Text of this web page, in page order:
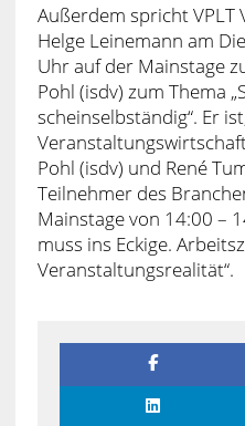
Außerdem spricht
Helge Leinemann am
Uhr auf der Mainstage
Pohl (isdv) zum Thema
scheinselbständig“. Er
Pohl (isdv) und René
Teilnehmer des
Mainstage von 14:00 –
muss ins Eckige.
Veranstaltungsrealität“.